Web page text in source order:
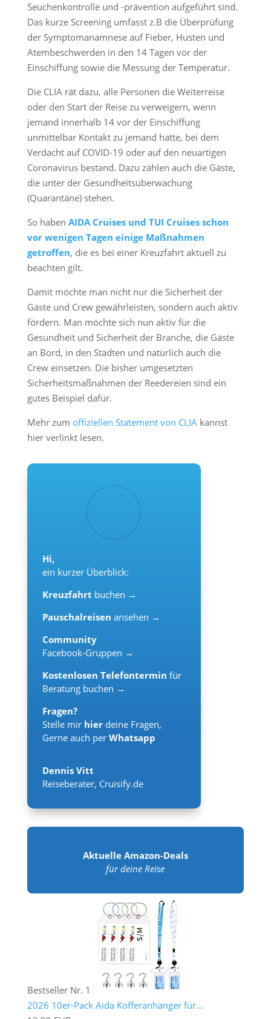
Seuchenkontrolle und -prävention aufgeführt sind.
Das kurze Screening umfasst z.B die Überprüfung
der Symptomanamnese auf Fieber, Husten und
Atembeschwerden in den 14 Tagen vor der
Einschiffung sowie die Messung der Temperatur.
Die CLIA rät dazu, alle Personen die Weiterreise
oder den Start der Reise zu verweigern, wenn
jemand innerhalb 14 vor der Einschiffung
unmittelbar Kontakt zu jemand hatte, bei dem
Verdacht auf COVID-19 oder auf den neuartigen
Coronavirus bestand. Dazu zählen auch die Gäste,
die unter der Gesundheitsüberwachung
(Quarantäne) stehen.
So haben AIDA Cruises und TUI Cruises schon
vor wenigen Tagen einige Maßnahmen
getroffen, die es bei einer Kreuzfahrt aktuell zu
beachten gilt.
Damit möchte man nicht nur die Sicherheit der
Gäste und Crew gewährleisten, sondern auch aktiv
fördern. Man möchte sich nun aktiv für die
Gesundheit und Sicherheit der Branche, die Gäste
an Bord, in den Städten und natürlich auch die
Crew einsetzen. Die bisher umgesetzten
Sicherheitsmaßnahmen der Reedereien sind ein
gutes Beispiel dafür.
Mehr zum offiziellen Statement von CLIAkannst
hier verlinkt lesen.
Hi,
ein kurzer Überblick:
Kreuzfahrt buchen →
Pauschalreisen ansehen →
Community
Facebook-Gruppen →
Kostenlosen Telefontermin für
Beratung buchen →
Fragen?
Stelle mir hier deine Fragen,
Gerne auch per Whatsapp
Dennis Vitt
Reiseberater, Cruisify.de
Aktuelle Amazon-Deals
für deine Reise
Bestseller Nr. 1
2026 10er-Pack Aida Kofferanhänger für...